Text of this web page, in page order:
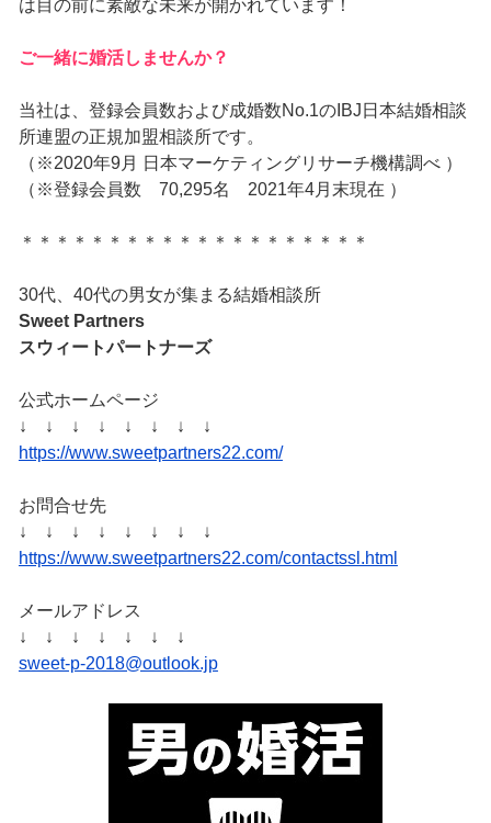
は目の前に素敵な未来が開かれています！
ご一緒に婚活しませんか？
当社は、登録会員数および成婚数No.1のIBJ日本結婚相談
所連盟の正規加盟相談所です。
（※2020年9月 日本マーケティングリサーチ機構調べ ）
（※登録会員数 70,295名 2021年4月末現在 ）
＊＊＊＊＊＊＊＊＊＊＊＊＊＊＊＊＊＊＊＊
30代、40代の男女が集まる結婚相談所
Sweet Partners
スウィートパートナーズ
公式ホームページ
↓ ↓ ↓ ↓ ↓ ↓ ↓ ↓
https://www.sweetpartners22.com/
お問合せ先
↓ ↓ ↓ ↓ ↓ ↓ ↓ ↓
https://www.sweetpartners22.com/contactssl.html
メールアドレス
↓ ↓ ↓ ↓ ↓ ↓ ↓
sweet-p-2018@outlook.jp